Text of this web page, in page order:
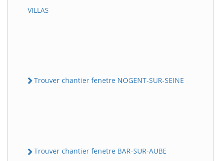
VILLAS
Trouver chantier fenetre NOGENT-SUR-SEINE
Trouver chantier fenetre BAR-SUR-AUBE